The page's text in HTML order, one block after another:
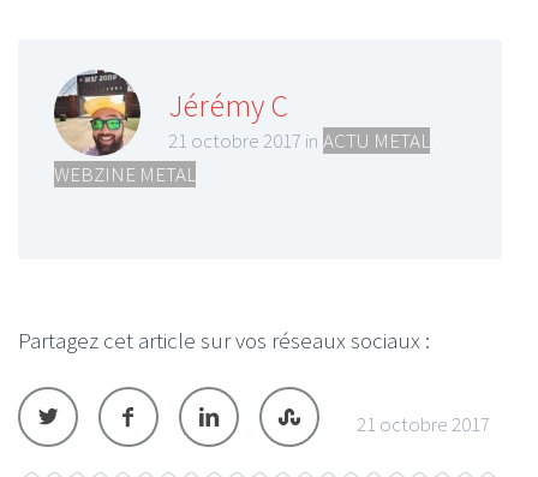
Jérémy C
21 octobre 2017 in ACTU METAL
WEBZINE METAL
Partagez cet article sur vos réseaux sociaux :
21 octobre 2017